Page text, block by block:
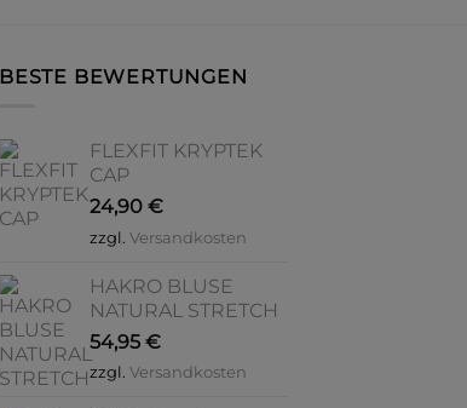
Die
auf
Produktseite
gewählt
werden
BESTE BEWERTUNGEN
FLEXFIT KRYPTEK
CAP
24,90 €
zzgl. Versandkosten
HAKRO BLUSE
NATURAL STRETCH
54,95 €
zzgl. Versandkosten